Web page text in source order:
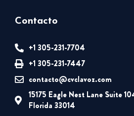
Contacto
+1 305-231-7704
+1 305-231-7447
contacto@cvclavoz.com
15175 Eagle Nest Lane Suite
Florida 33014